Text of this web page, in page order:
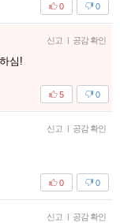
0
0
신고 | 공감 확인
심!
0
5
신고 | 공감 확인
0
0
신고 | 공감 확인